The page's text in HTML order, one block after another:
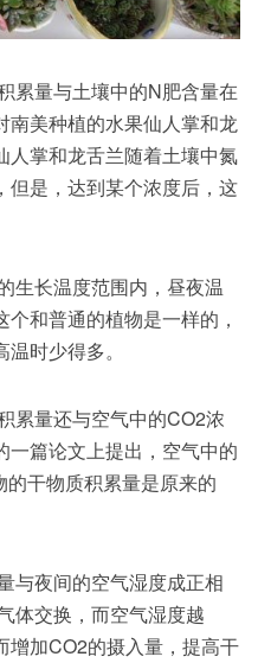
累量与土壤中的N肥含量在
南美种植的水果仙人掌和龙
人掌和龙舌兰随着土壤中氮
但是，达到某个浓度后，这
生长温度范围内，昼夜温
和普通的植物是一样的，
时少得多。
累量还与空气中的CO2浓
一篇论文上提出，空气中的
干物质积累量是原来的
与夜间的空气湿度成正相
体交换，而空气湿度越
增加CO2的摄入量，提高干